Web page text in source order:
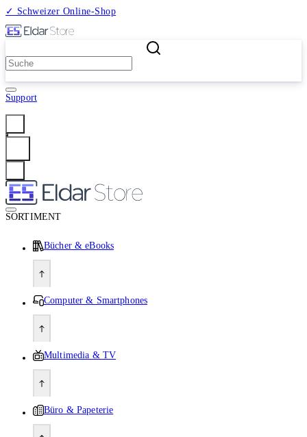
✓ Schweizer Online-Shop
Support
SORTIMENT
Bücher & eBooks
Computer & Smartphones
Multimedia & TV
Büro & Papeterie